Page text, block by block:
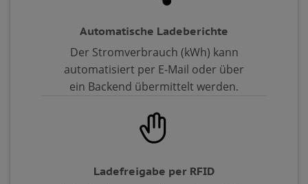
Automatische Ladeberichte
Der Stromverbrauch (kWh) kann
automatisiert per E-Mail oder über
ein Backend übermittelt werden.
Ladefreigabe per RFID